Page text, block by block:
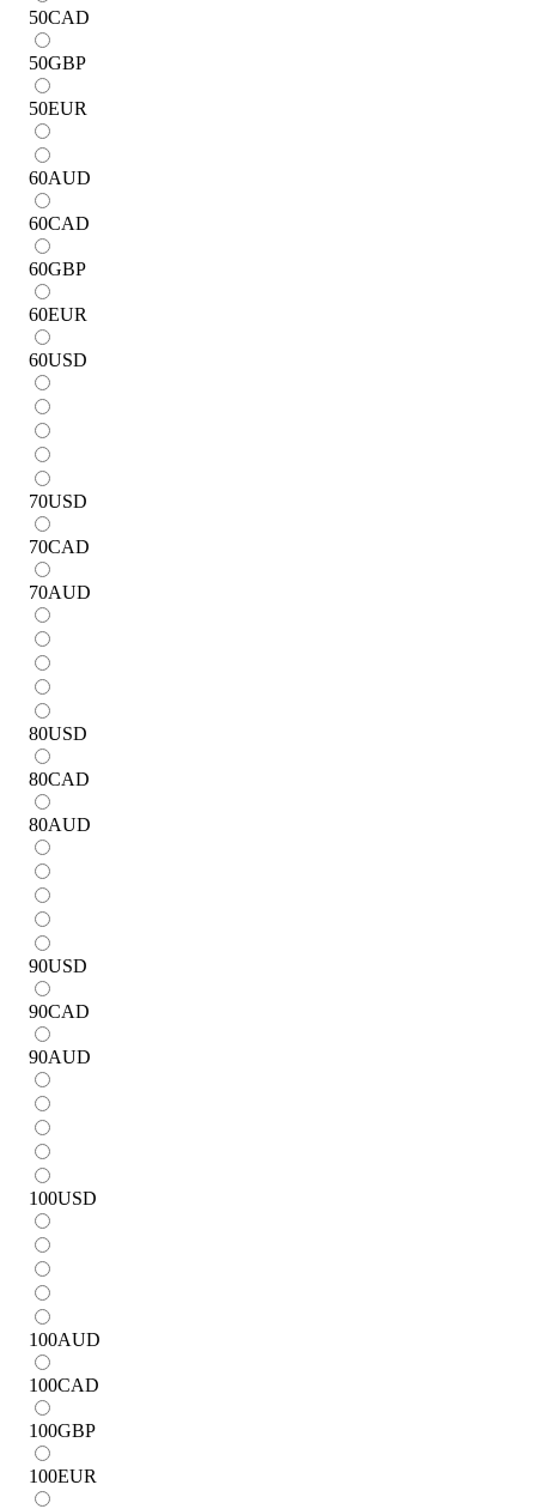
50CAD
50GBP
50EUR
60AUD
60CAD
60GBP
60EUR
60USD
70USD
70CAD
70AUD
80USD
80CAD
80AUD
90USD
90CAD
90AUD
100USD
100AUD
100CAD
100GBP
100EUR